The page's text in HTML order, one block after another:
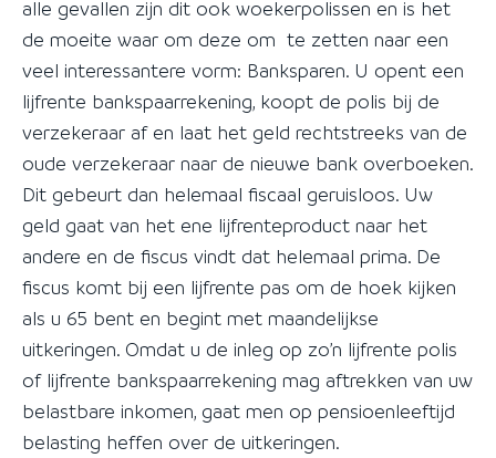
alle gevallen zijn dit ook woekerpolissen en is het
de moeite waar om deze om te zetten naar een
veel interessantere vorm: Banksparen. U opent een
lijfrente bankspaarrekening, koopt de polis bij de
verzekeraar af en laat het geld rechtstreeks van de
oude verzekeraar naar de nieuwe bank overboeken.
Dit gebeurt dan helemaal fiscaal geruisloos. Uw
geld gaat van het ene lijfrenteproduct naar het
andere en de fiscus vindt dat helemaal prima. De
fiscus komt bij een lijfrente pas om de hoek kijken
als u 65 bent en begint met maandelijkse
uitkeringen. Omdat u de inleg op zo’n lijfrente polis
of lijfrente bankspaarrekening mag aftrekken van uw
belastbare inkomen, gaat men op pensioenleeftijd
belasting heffen over de uitkeringen.